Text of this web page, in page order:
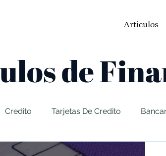
Articulos
de
Credito Tarjetas De Credito
Impuestos Automoviles